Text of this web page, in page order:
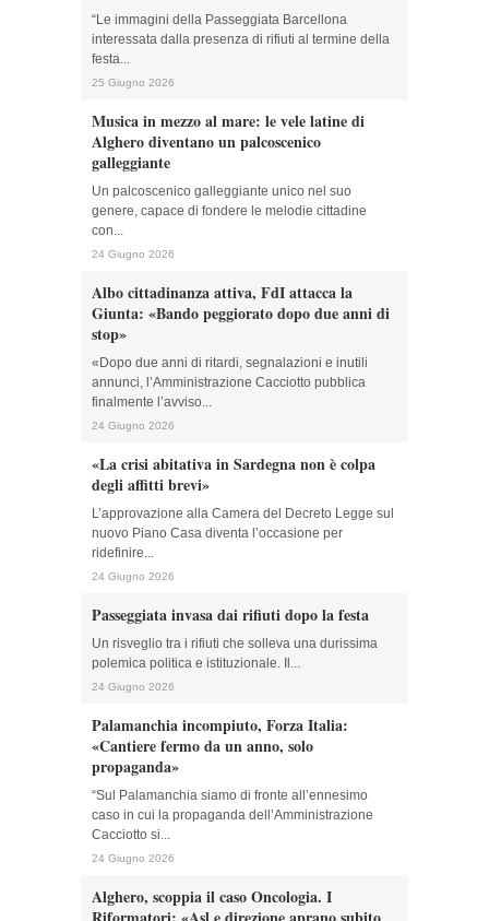
“Le immagini della Passeggiata Barcellona
interessata dalla presenza di rifiuti al termine della
festa...
25 Giugno 2026
Musica in mezzo al mare: le vele latine di
Alghero diventano un palcoscenico
galleggiante
Un palcoscenico galleggiante unico nel suo
genere, capace di fondere le melodie cittadine
con...
24 Giugno 2026
Albo cittadinanza attiva, FdI attacca la
Giunta: «Bando peggiorato dopo due anni di
stop»
«Dopo due anni di ritardi, segnalazioni e inutili
annunci, l’Amministrazione Cacciotto pubblica
finalmente l’avviso...
24 Giugno 2026
«La crisi abitativa in Sardegna non è colpa
degli affitti brevi»
L’approvazione alla Camera del Decreto Legge sul
nuovo Piano Casa diventa l’occasione per
ridefinire...
24 Giugno 2026
Passeggiata invasa dai rifiuti dopo la festa
Un risveglio tra i rifiuti che solleva una durissima
polemica politica e istituzionale. Il...
24 Giugno 2026
Palamanchia incompiuto, Forza Italia:
«Cantiere fermo da un anno, solo
propaganda»
“Sul Palamanchia siamo di fronte all’ennesimo
caso in cui la propaganda dell’Amministrazione
Cacciotto si...
24 Giugno 2026
Alghero, scoppia il caso Oncologia. I